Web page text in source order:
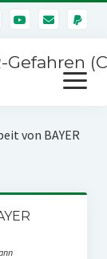
Menü
öffnen
von BAYER